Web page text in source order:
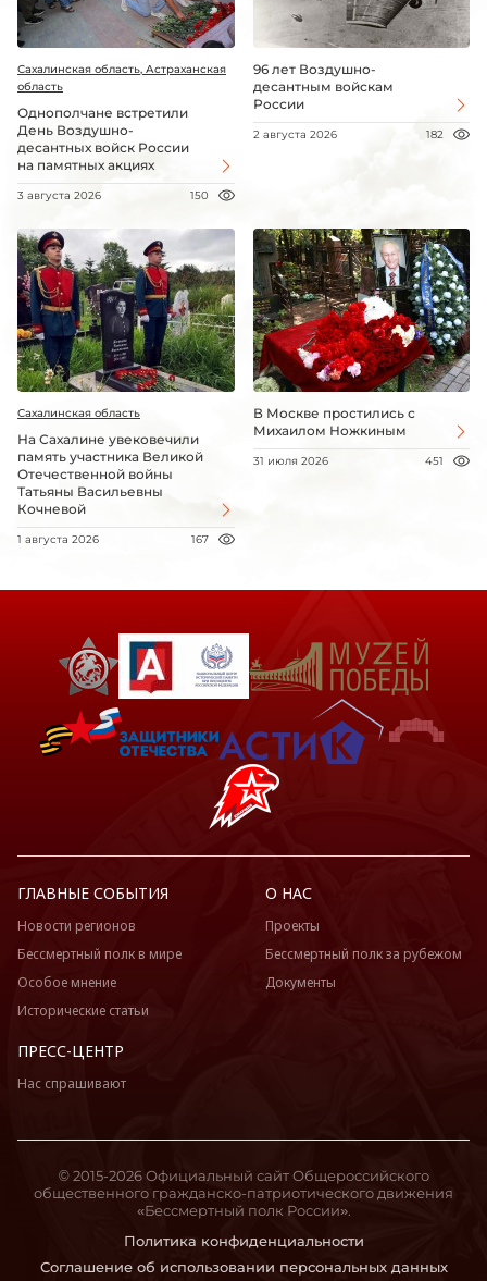
Сахалинская область, Астраханская
область
Однополчане встретили
День Воздушно-
десантных войск России
на памятных акциях
3 августа 2026 150
96 лет Воздушно-
десантным войскам
России
2 августа 2026 182
Сахалинская область
На Сахалине увековечили
память участника Великой
Отечественной войны
Татьяны Васильевны
Кочневой
1 августа 2026 167
В Москве простились с
Михаилом Ножкиным
31 июля 2026 451
ГЛАВНЫЕ СОБЫТИЯ
Новости регионов
Бессмертный полк в мире
Особое мнение
Исторические статьи
О НАС
Проекты
Бессмертный полк за рубежом
Документы
ПРЕСС-ЦЕНТР
Нас спрашивают
Политика конфиденциальности
Соглашение об использовании персональных данных
© 2015-2026 Официальный сайт Общероссийского
общественного гражданско-патриотического движения
«Бессмертный полк России».